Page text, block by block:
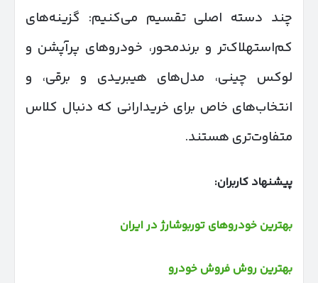
چند دسته اصلی تقسیم می‌کنیم: گزینه‌های
کم‌استهلاک‌تر و برندمحور، خودروهای پرآپشن و
لوکس چینی، مدل‌های هیبریدی و برقی، و
انتخاب‌های خاص برای خریدارانی که دنبال کلاس
متفاوت‌تری هستند.
پیشنهاد کاربران:
بهترین خودروهای توربوشارژ در ایران
بهترین روش فروش خودرو